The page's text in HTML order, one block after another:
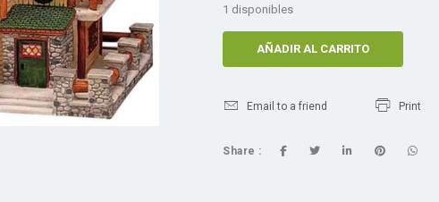
1 disponibles
AÑADIR AL CARRITO
Email to a friend Print
Share :